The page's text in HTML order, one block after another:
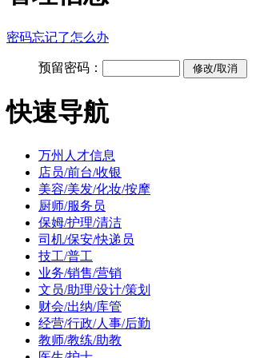
密码忘记了怎么办
预留密码：
快速导航
万州人才信息
店员/前台/收银
美容/美发/化妆/按摩
厨师/服务员
保姆/护理/清洁
司机/保安/快递员
技工/普工
业务/销售/营销
文员/助理/设计/策划
财会/出纳/库管
经营/行政/人事/后勤
教师/教练/助教